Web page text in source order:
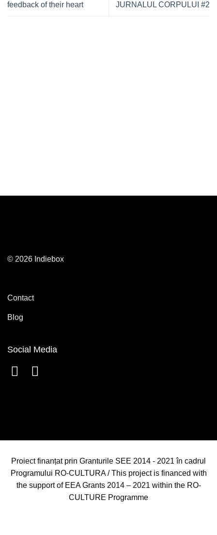
feedback of their heart JURNALUL CORPULUI #2
© 2026 Indiebox
Contact
Blog
Social Media
Proiect finanțat prin Granturile SEE 2014 - 2021 în cadrul
Programului RO-CULTURA / This project is financed with
the support of EEA Grants 2014 – 2021 within the RO-
CULTURE Programme